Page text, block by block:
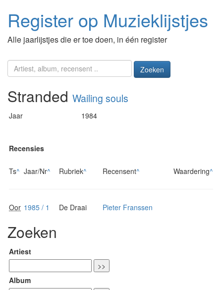
Register op Muzieklijstjes
Alle jaarlijstjes die er toe doen, in één register
Zoeken
Stranded Wailing souls
Jaar 1984
Recensies
Ts^ Jaar/Nr^ Rubriek^ Recensent^ Waardering^
Oor 1985 / 1 De Draai Pieter Franssen
Zoeken
Artiest
Album